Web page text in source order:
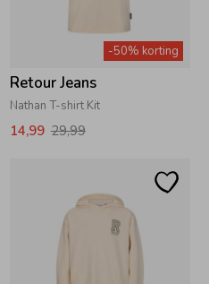
Zwemkleding
Jassen
Overhemden
Zwemkleding
Jassen
Overhemden
Cadeaubonnen
Haaraccessoires
Babyaccessoires
Winterjassen
Zomerjassen
Zwemvesten & Zwembandjes
Winterjassen
Zomerjassen
-50% korting
Retour Jeans
Nathan T-shirt Kit
14,99 29,99